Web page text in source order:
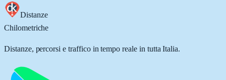
Distanze
Chilometriche
Distanze, percorsi e traffico in tempo reale in tutta Italia.